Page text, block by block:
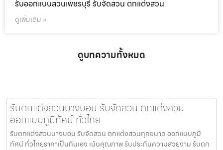
รับออกแบบสวนเพชรบุรี รับจัดสวน ตกแต่งสวน
ดูเพิ่มเติม »
ดูบทความทั้งหมด
รับตกแต่งสวนบางบอน รับจัดสวน ตกแต่งสวน
ออกแบบภูมิทัศน์ ทั่วไทย
รับตกแต่งสวนบางบอน รับจัดสวน ตกแต่งสวนทุกขนาด ออกแบบภูมิ
ทัศน์ ทั่วไทยราคาเป็นกันเอง เน้นคุณภาพ รับประกันความสวยงาม รับตก